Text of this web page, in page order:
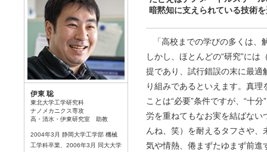
暗黙知に支えられている技術
「高校までの学びの多くは
しかし、ほとんどの“研究”に
提であり、試行錯誤の末に最
り組みであるといえます。真
ことは“必要”条件ですが、“十
労を重ねてもなお実を結ばな
んね、笑）を耐えるタフさや
気や情熱、倦まずたゆまず前
伊東 聡
東北大学工学研究科
ナノメカニクス専攻
高・清水・伊東研究室 助教
2004年3月 静岡大学工学部 機械
工学科卒業、2006年3月 同大大学